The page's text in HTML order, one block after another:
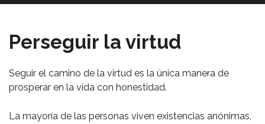
Perseguir la virtud
Seguir el camino de la virtud es la única manera de
prosperar en la vida con honestidad.
La mayoría de las personas viven existencias anónimas,